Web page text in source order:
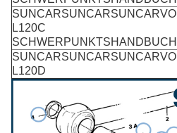
L120C
SCHWERPUNKTSHANDBUCH
L120D